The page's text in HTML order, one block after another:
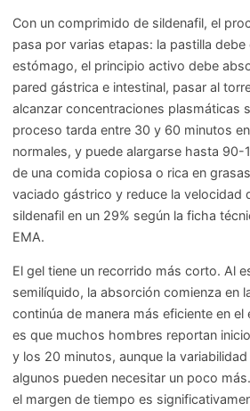
Con un comprimido de sildenafil, el
pasa por varias etapas: la pastilla debe
estómago, el principio activo debe
pared gástrica e intestinal, pasar al
alcanzar concentraciones plasmáticas
proceso tarda entre 30 y 60 minutos
normales, y puede alargarse hasta 90-
de una comida copiosa o rica en
vaciado gástrico y reduce la velocidad
sildenafil en un 29% según la ficha
EMA.
El gel tiene un recorrido más corto. Al
semilíquido, la absorción comienza en
continúa de manera más eficiente en
es que muchos hombres reportan
y los 20 minutos, aunque la
algunos pueden necesitar un poco
el margen de tiempo es